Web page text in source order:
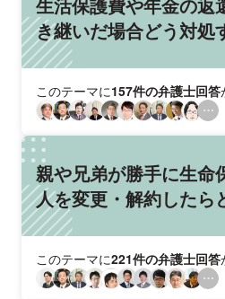
生活保護費や年金の返
き継いだ場合どう対処
このテーマに157件の弁護士回答
親や兄弟が勝手に生命
人を変更・解約したら
このテーマに221件の弁護士回答